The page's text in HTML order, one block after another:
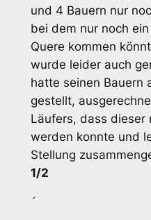
und 4 Bauern nur
bei dem nur noch
Quere kommen
wurde leider auch
hatte seinen Bauern
gestellt,
Läufers, dass dieser
werden konnte und
Stellung
1/2
´